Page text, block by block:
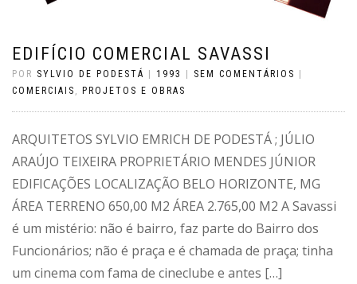
EDIFÍCIO COMERCIAL SAVASSI
POR SYLVIO DE PODESTÁ 1993 SEM COMENTÁRIOS
COMERCIAIS , PROJETOS E OBRAS
ARQUITETOS SYLVIO EMRICH DE PODESTÁ ; JÚLIO
ARAÚJO TEIXEIRA PROPRIETÁRIO MENDES JÚNIOR
EDIFICAÇÕES LOCALIZAÇÃO BELO HORIZONTE, MG
ÁREA TERRENO 650,00 M2 ÁREA 2.765,00 M2 A Savassi
é um mistério: não é bairro, faz parte do Bairro dos
Funcionários; não é praça e é chamada de praça; tinha
um cinema com fama de cineclube e antes […]